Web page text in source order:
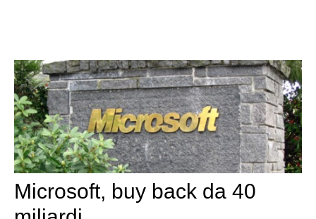
Microsoft, buy back da 40